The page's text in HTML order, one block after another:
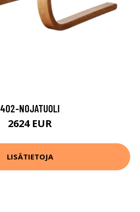
402-NOJATUOLI
2624 EUR
LISÄTIETOJA